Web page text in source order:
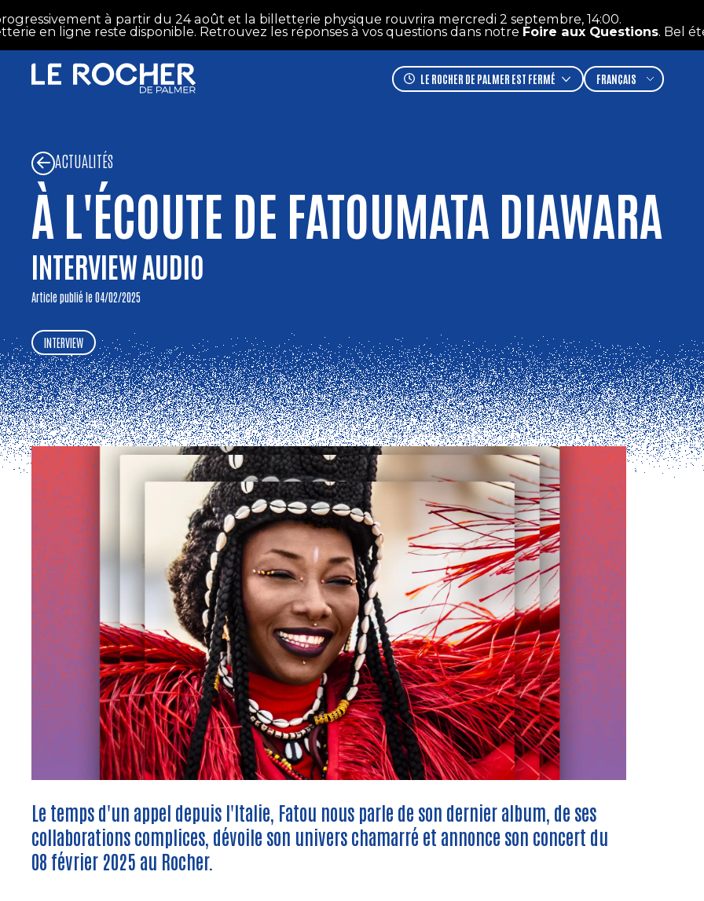
à partir du 24 août et la billetterie physique rouvrira mercredi 2 septembre, 14:00.
ligne reste disponible. Retrouvez les réponses à vos questions dans notreFoire aux Questions. Bel été !
LE ROCHER DE PALMER EST FERMÉ
ACTUALITÉS
À L'ÉCOUTE DE FATOUMATA DIAWARA
INTERVIEW AUDIO
Article publié le 04/02/2025
INTERVIEW
Le temps d'un appel depuis l'Italie, Fatou nous parle de son dernier album, de ses
collaborations complices, dévoile son univers chamarré et annonce son concert du
08 février 2025 au Rocher.